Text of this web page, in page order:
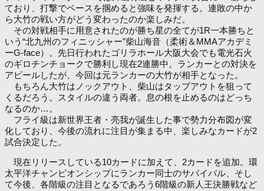
ており、打撃でペースを掴めると強味を発揮する。連敗の中か
ら大竹の戦い方がどう変わったのか楽しみだ。
その対戦相手に用意されたのが勝ち星の全てが1R一本勝ちと
いう“北九州のフィニッシャー”柴山海音（柔術＆MMAアカデミ
ーG-face）。先日行われたゴリラホール大阪大会でも電光石火
のギロチンチョークで勝利し現在2連勝中。ランカーとの対決を
アピールしたが、今回は元ランカーの大竹が相手となった。
もちろん大竹はノックアウト、柴山はタップアウトを狙って
くるだろう。スタイルの違う両者。息の根を止めるのはどっち
なるのか…。
フライ級は新世界王者・亮我が誕生した事で勢力分布図が変
化しており、今後の流れに注目が集まる中、楽しみなカードが2
試合決定した。
現在リリースしている10カードに加えて、2カードを追加。環
太平洋チャンピオンシップにランカー同士のサバイバル、そし
て今後、各階級の注目となるであろう6階級の新人王決勝戦など